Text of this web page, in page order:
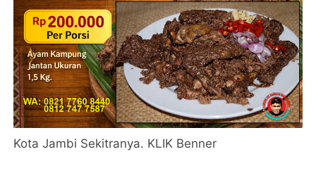
Kota Jambi Sekitranya. KLIK Benner